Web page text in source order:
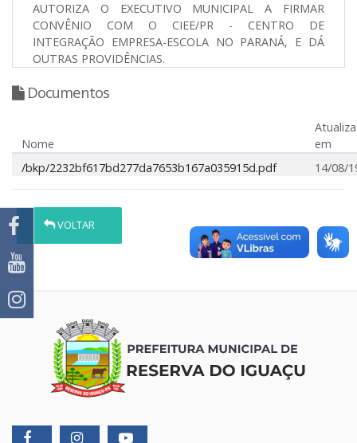
AUTORIZA O EXECUTIVO MUNICIPAL A FIRMAR
CONVÊNIO COM O CIEE/PR - CENTRO DE
INTEGRAÇÃO EMPRESA-ESCOLA NO PARANÁ, E DÁ
OUTRAS PROVIDÊNCIAS.
Documentos
Nome
em
/bkp/2232bf617bd277da7653b167a035915d.pdf
14/08/
VOLTAR